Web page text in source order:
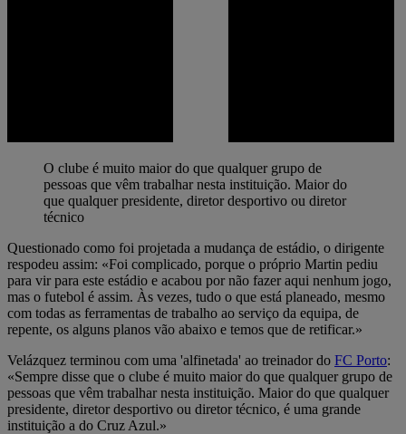
O clube é muito maior do que qualquer grupo de
pessoas que vêm trabalhar nesta instituição. Maior do
que qualquer presidente, diretor desportivo ou diretor
técnico
Questionado como foi projetada a mudança de estádio, o dirigente
respodeu assim: «Foi complicado, porque o próprio Martin pediu
para vir para este estádio e acabou por não fazer aqui nenhum jogo,
mas o futebol é assim. Às vezes, tudo o que está planeado, mesmo
com todas as ferramentas de trabalho ao serviço da equipa, de
repente, os alguns planos vão abaixo e temos que de retificar.»
Velázquez terminou com uma 'alfinetada' ao treinador do FC Porto:
«Sempre disse que o clube é muito maior do que qualquer grupo de
pessoas que vêm trabalhar nesta instituição. Maior do que qualquer
presidente, diretor desportivo ou diretor técnico, é uma grande
instituição a do Cruz Azul.»